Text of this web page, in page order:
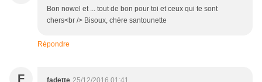
Bon nowel et ... tout de bon pour toi et ceux qui te sont
chers<br /> Bisoux, chère santounette
Répondre
F fadette 25/12/2016 01:41